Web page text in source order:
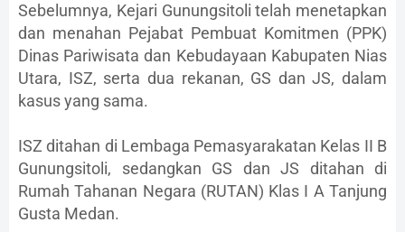
Sebelumnya, Kejari Gunungsitoli telah menetapkan
dan menahan Pejabat Pembuat Komitmen (PPK)
Dinas Pariwisata dan Kebudayaan Kabupaten Nias
Utara, ISZ, serta dua rekanan, GS dan JS, dalam
kasus yang sama.
ISZ ditahan di Lembaga Pemasyarakatan Kelas II B
Gunungsitoli, sedangkan GS dan JS ditahan di
Rumah Tahanan Negara (RUTAN) Klas I A Tanjung
Gusta Medan.